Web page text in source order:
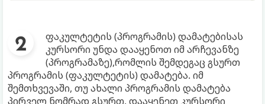
ფაკულტეტის (პროგრამის) დამატებისას
კურსორი უნდა დააყენოთ იმ არჩევანზე
(პროგრამაზე),რომლის შემდეგაც გსურთ
პროგრამის (ფაკულტეტის) დამატება. იმ
შემთხვევაში, თუ ახალი პროგრამის დამატება
პირველ ნომრად გსურთ, დააყენეთ კურსორი